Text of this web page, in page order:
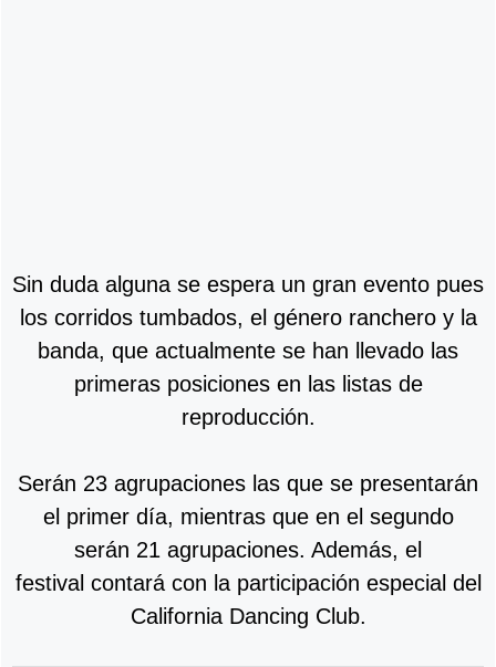
Sin duda alguna se espera un gran evento pues
los corridos tumbados, el género ranchero y la
banda, que actualmente se han llevado las
primeras posiciones en las listas de
reproducción.
Serán 23 agrupaciones las que se presentarán
el primer día, mientras que en el segundo
serán 21 agrupaciones. Además, el
festival contará con la participación especial del
California Dancing Club.